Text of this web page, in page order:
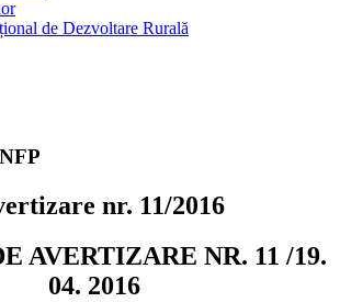
de Dezvoltare Rurală
nr. 11/2016
AVERTIZARE NR. 11 /19.
04. 2016